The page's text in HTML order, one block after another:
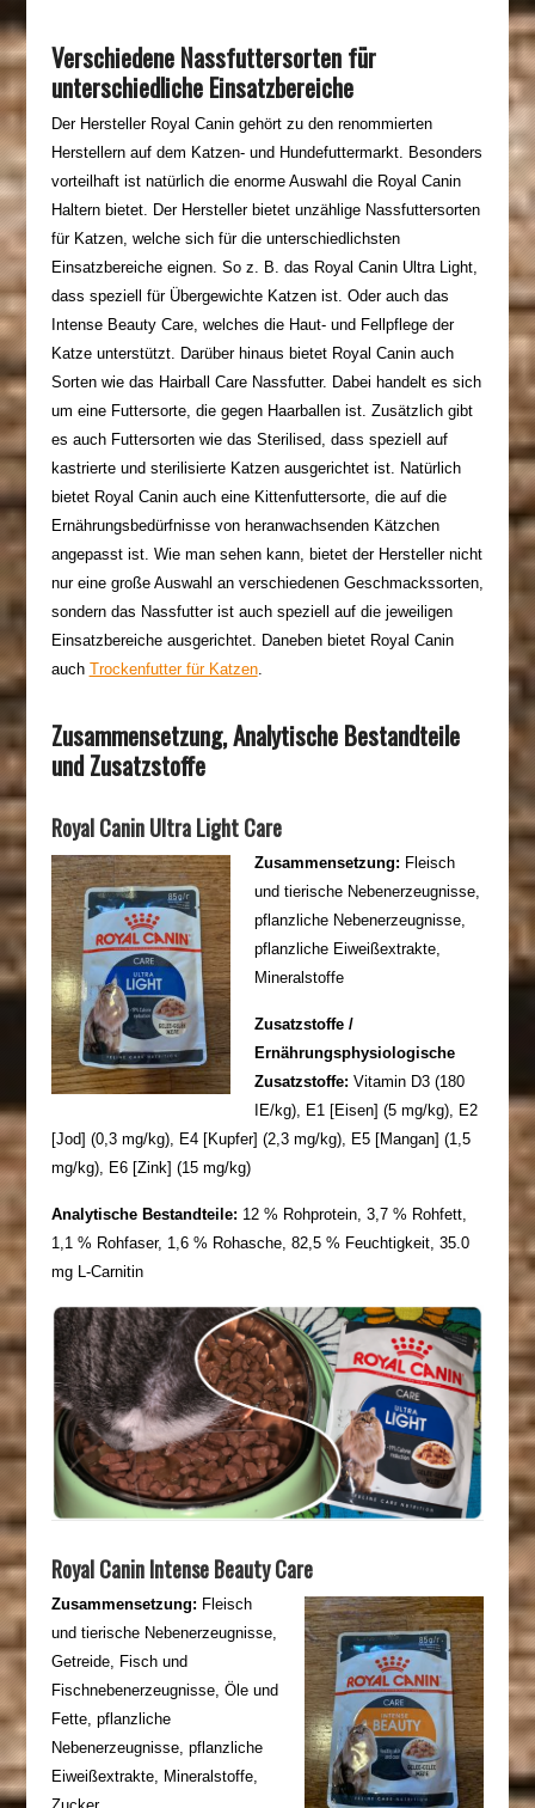
Verschiedene Nassfuttersorten für
unterschiedliche Einsatzbereiche
Der Hersteller Royal Caningehört zu den renommierten
Herstellern auf dem Katzen- und Hundefuttermarkt. Besonders
vorteilhaft ist natürlich die enorme Auswahl die Royal Canin
Haltern bietet. Der Hersteller bietet unzählige Nassfuttersorten
für Katzen, welche sich für die unterschiedlichsten
Einsatzbereiche eignen. So z. B. das Royal CaninUltra Light,
dass speziell für Übergewichte Katzen ist. Oder auch das
IntenseBeauty Care, welches die Haut- und Fellpflege der
Katze unterstützt. Darüber hinaus bietet Royal Caninauch
Sorten wie das Hairball CareNassfutter. Dabei handelt es sich
um eine Futtersorte, die gegen Haarballen ist. Zusätzlich gibt
es auch Futtersorten wie das Sterilised , dass speziell auf
kastrierte und sterilisierte Katzen ausgerichtet ist. Natürlich
bietet Royal Caninauch eine Kittenfuttersorte, die auf die
Ernährungsbedürfnisse von heranwachsenden Kätzchen
angepasst ist. Wie man sehen kann, bietet der Hersteller nicht
nur eine große Auswahl an verschiedenen Geschmackssorten,
sondern das Nassfutter ist auch speziell auf die jeweiligen
Einsatzbereiche ausgerichtet. Daneben bietet Royal Canin
auch Trockenfutter für Katzen.
Zusammensetzung, Analytische Bestandteile
und Zusatzstoffe
Royal Canin Ultra Light Care
Zusammensetzung: Fleisch
und tierische Nebenerzeugnisse,
pflanzliche Nebenerzeugnisse,
pflanzliche Eiweißextrakte,
Mineralstoffe
Zusatzstoffe /
Ernährungsphysiologische
Zusatzstoffe: Vitamin D3 (180
IE/kg), E1 [Eisen] (5 mg/kg), E2
[Jod] (0,3 mg/kg), E4 [Kupfer] (2,3 mg/kg), E5 [Mangan] (1,5
mg/kg), E6 [Zink] (15 mg/kg)
Analytische Bestandteile: 12 % Rohprotein, 3,7 % Rohfett,
1,1 % Rohfaser, 1,6 % Rohasche, 82,5 % Feuchtigkeit, 35.0
mg L-Carnitin
Royal Canin Intense Beauty Care
Zusammensetzung: Fleisch
und tierische Nebenerzeugnisse,
Getreide, Fisch und
Fischnebenerzeugnisse, Öle und
Fette, pflanzliche
Nebenerzeugnisse, pflanzliche
Eiweißextrakte, Mineralstoffe,